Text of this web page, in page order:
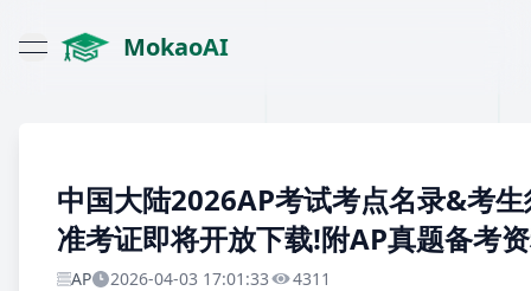
open navigation menu
MokaoAI
中国大陆2026AP考试考点名录&考
准考证即将开放下载!附AP真题备考
AP 2026-04-03 17:01:33 4311